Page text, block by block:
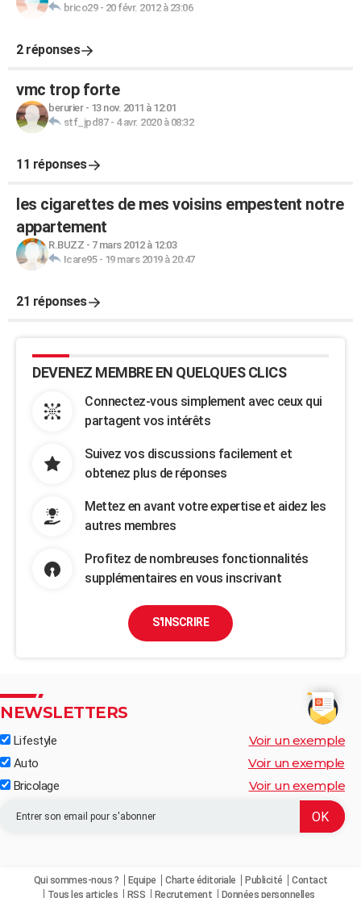
brico29- 20 févr. 2012 à 23:06
2 réponses
vmc trop forte
berurier- 13 nov. 2011 à 12:01
stf_jpd87- 4 avr. 2020 à 08:32
11 réponses
les cigarettes de mes voisins empestent notre
appartement
R.BUZZ - 7 mars 2012 à 12:03
Icare95- 19 mars 2019 à 20:47
21 réponses
DEVENEZ MEMBRE EN QUELQUES CLICS
Connectez-vous simplement avec ceux qui
partagent vos intérêts
Suivez vos discussions facilement et
obtenez plus de réponses
Mettez en avant votre expertise et aidez les
autres membres
Profitez de nombreuses fonctionnalités
supplémentaires en vous inscrivant
S'INSCRIRE
NEWSLETTERS
Lifestyle Voir un exemple
Auto Voir un exemple
Bricolage Voir un exemple
Qui sommes-nous ? Equipe Charte éditoriale Publicité
Contact
Tous les articles
RSS Recrutement Données personnelles